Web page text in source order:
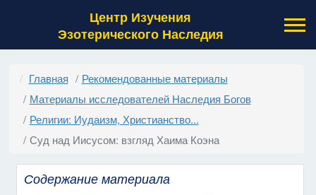
Центр Изучения
Эзотерического Наследия
Главная
Рекомендованные материалы
Материалы исследователей Наследия Богов
Религии: Иудаизм, Христианство...
Суд над Иисусом: взгляд Хаима Коэна
Содержание материала